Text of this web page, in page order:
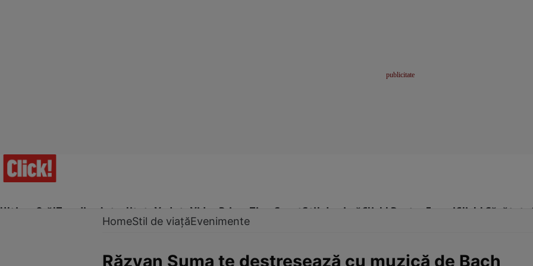
Ultima Oră!Trending Actualitate Vedete Video Prime Time SportStil de viațăClick! Pentru FemeiClick! Sănătate
HomeStil de viațăEvenimente
Răzvan Suma te destresează cu muzică de Bach